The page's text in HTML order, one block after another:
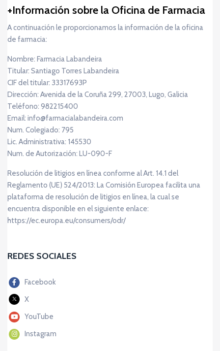
Información sobre la Oficina de Farmacia
A continuación le proporcionamos la información de la oficina
de farmacia:
Nombre: Farmacia Labandeira
Titular: Santiago Torres Labandeira
CIF del titular: 33317693P
Dirección: Avenida de la Coruña 299, 27003, Lugo, Galicia
Teléfono: 982215400
Email: info@farmacialabandeira.com
Num. Colegiado: 795
Lic. Administrativa: 145530
Num. de Autorización: LU-090-F
Resolución de litigios en línea conforme al Art. 14.1 del
Reglamento (UE) 524/2013: La Comisión Europea facilita una
plataforma de resolución de litigios en línea, la cual se
encuentra disponible en el siguiente enlace:
https://ec.europa.eu/consumers/odr/
REDES SOCIALES
Facebook
X
YouTube
Instagram